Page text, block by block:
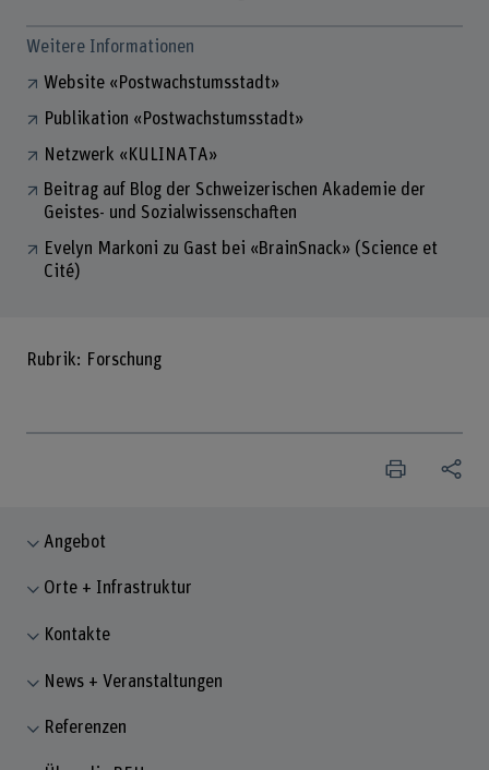
Weitere Informationen
Website «Postwachstumsstadt»
Publikation «Postwachstumsstadt»
Netzwerk «KULINATA»
Beitrag auf Blog der Schweizerischen Akademie der
Geistes- und Sozialwissenschaften
Evelyn Markoni zu Gast bei «BrainSnack» (Science et
Cité)
Rubrik: Forschung
Angebot
Orte + Infrastruktur
Kontakte
News + Veranstaltungen
Referenzen